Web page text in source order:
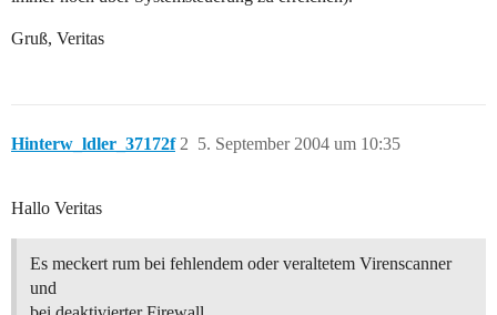
Gruß, Veritas
Hinterw_ldler_37172f 5. September 2004 um 10:35
2
Hallo Veritas
Es meckert rum bei fehlendem oder veraltetem Virenscanner
und